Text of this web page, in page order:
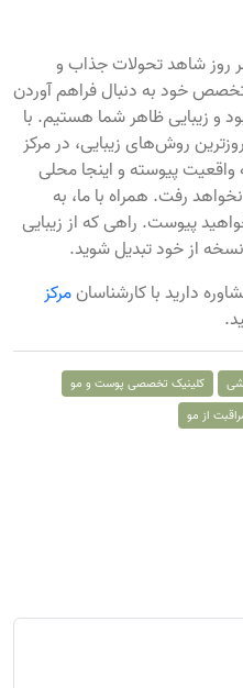
روز شاهد تحولات جذاب و
خود به دنبال فراهم آوردن
و زیبایی ظاهر شما هستیم. با
روش‌های زیبایی، در مرکز
واقعیت پیوسته و اینجا محلی
رفت. همراه با ما، به
پیوست. راهی که از زیبایی
از خود تبدیل شوید.
دارید با کارشناسانمرکز
کلینیک تخصصی پوست و مو
از مو